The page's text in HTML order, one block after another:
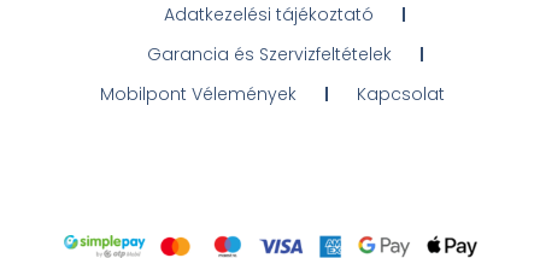
Adatkezelési tájékoztató
Garancia és Szervizfeltételek
Mobilpont Vélemények
Kapcsolat